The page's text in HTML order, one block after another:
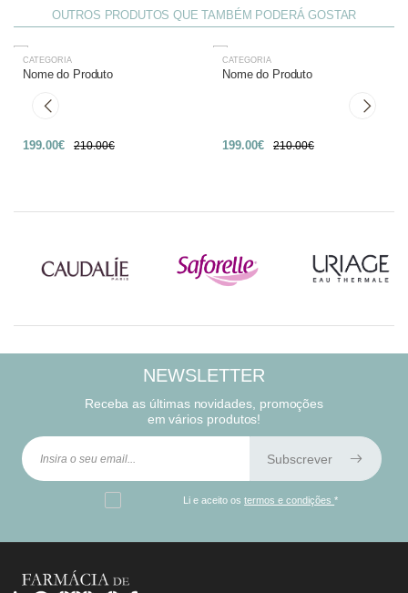
OUTROS PRODUTOS QUE TAMBÉM PODERÁ GOSTAR
-27%
CATEGORIA
Nome do Produto
199.00€ 210.00€
-27%
CATEGORIA
Nome do Produto
199.00€ 210.00€
NEWSLETTER
Receba as últimas novidades, promoções
em vários produtos!
Subscrever
Li e aceito ostermos e condições*